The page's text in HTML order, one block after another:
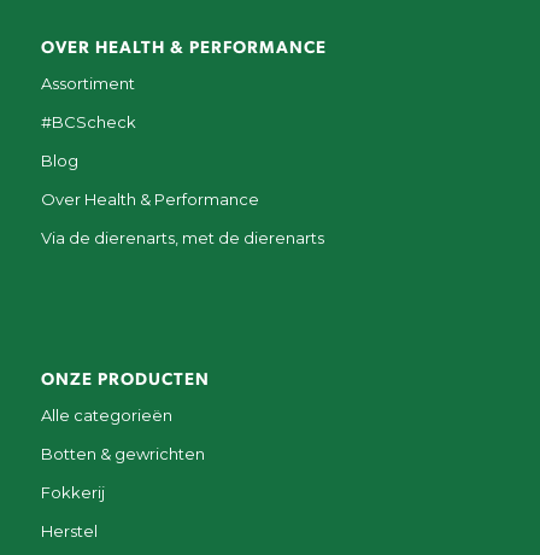
OVER HEALTH & PERFORMANCE
Assortiment
#BCScheck
Blog
Over Health & Performance
Via de dierenarts, met de dierenarts
ONZE PRODUCTEN
Alle categorieën
Botten & gewrichten
Fokkerij
Herstel